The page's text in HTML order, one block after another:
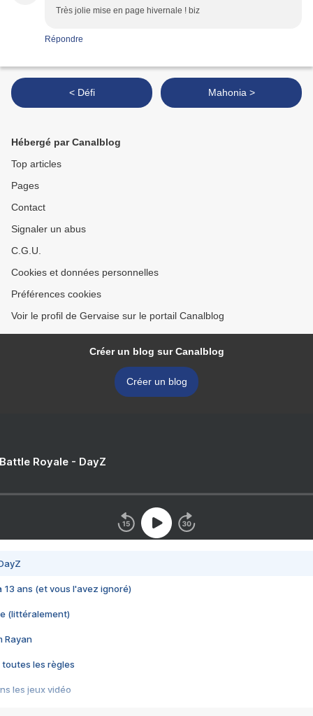
Très jolie mise en page hivernale ! biz
Répondre
< Défi Mahonia >
Hébergé par Canalblog
Top articles
Pages
Contact
Signaler un abus
C.G.U.
Cookies et données personnelles
Préférences cookies
Voir le profil de Gervaise sur le portail Canalblog
Créer un blog sur Canalblog
Créer un blog
Royale - DayZ
13 ans (et vous l'avez ignoré)
(littéralement)
Rayan
toutes les règles
les jeux vidéo